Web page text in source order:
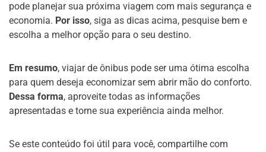
pode planejar sua próxima viagem com mais segurança e
economia. Por isso, siga as dicas acima, pesquise bem e
escolha a melhor opção para o seu destino.
Em resumo, viajar de ônibus pode ser uma ótima escolha
para quem deseja economizar sem abrir mão do conforto.
Dessa forma, aproveite todas as informações
apresentadas e torne sua experiência ainda melhor.
Se este conteúdo foi útil para você, compartilhe com